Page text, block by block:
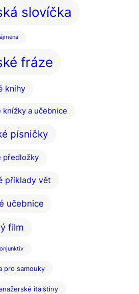
slovíčka
fráze
knihy
knížky a učebnice
písničky
předložky
příklady vět
učebnice
film
pro samouky
italštiny